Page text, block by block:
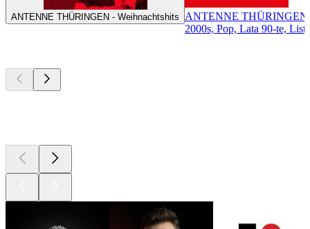
ANTENNE THÜRINGEN - Weihnachtshits
ANTENNE THÜRINGEN
2000s, Pop, Lata 90-te,